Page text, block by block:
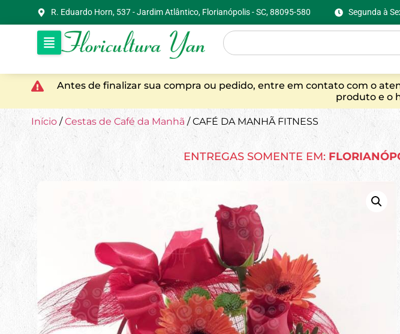
R. Eduardo Horn, 537 - Jardim Atlântico, Florianópolis - SC, 88095-580 Segunda à
Antes de finalizar sua compra ou pedido, entre em contato com o
produto e o
Início /Cestas de Café da Manhã / CAFÉ DA MANHÃ FITNESS
ENTREGAS SOMENTE EM: